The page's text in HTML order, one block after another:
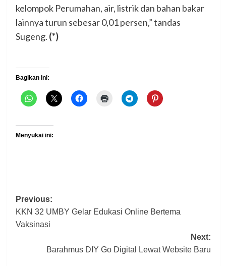
kelompok Perumahan, air, listrik dan bahan bakar
lainnya turun sebesar 0,01 persen,” tandas
Sugeng. (*)
Bagikan ini:
Menyukai ini:
Post
navigation
Previous:
KKN 32 UMBY Gelar Edukasi Online Bertema
Vaksinasi
Next:
Barahmus DIY Go Digital Lewat Website Baru